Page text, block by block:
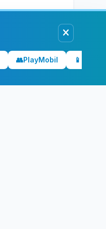
👥PlayMobil 📱